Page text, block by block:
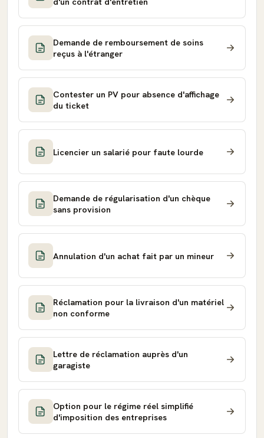
Demande de remboursement de soins
reçus à l'étranger
Contester un PV pour absence d'affichage
du ticket
Licencier un salarié pour faute lourde
Demande de régularisation d'un chèque
sans provision
Annulation d'un achat fait par un mineur
Réclamation pour la livraison d'un matériel
non conforme
Lettre de réclamation auprès d'un
garagiste
Option pour le régime réel simplifié
d'imposition des entreprises